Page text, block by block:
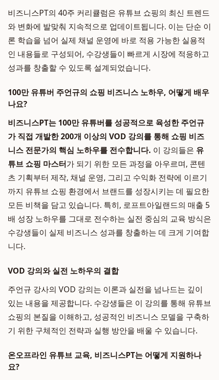
비즈니스PT의 40주 커리큘럼은 유튜브 쇼핑의 최신 트렌드
와 변화에 발맞춰 지속적으로 업데이트됩니다. 이는 단순 이
론 학습을 넘어 실제 채널 운영에 바로 적용 가능한 실용적
인 내용들로 구성되어, 수강생들이 빠르게 시장에 적응하고
성과를 창출할 수 있도록 설계되었습니다.
100만 유튜버 주언규의 쇼핑 비즈니스 노하우, 어떻게 배우
나요?
비즈니스PT는 100만 유튜버를 성공적으로 육성한주언규
가 직접 개발한 200개 이상의 VOD 강의를 통해 쇼핑 비즈
니스 전문가의 핵심 노하우를 전수합니다. 이 강의들은 유
튜브 쇼핑 마스터가 되기 위한 모든 과정을 아우르며, 콘텐
츠 기획부터 제작, 채널 운영, 그리고 수익화 전략에 이르기
까지 유튜브 쇼핑 환경에서 브랜드를 성장시키는 데 필요한
모든 비책을 담고 있습니다. 특히, 로프트아일랜드의 매출 5
배 성장 노하우를 그대로 전수하는 실전 중심의 교육 방식은
수강생들이 실제 비즈니스 성과를 창출하는 데 크게 기여합
니다.
VOD 강의와 실전 노하우의 결합
주언규 강사의 VOD 강의는 이론과 실전을 넘나드는 깊이
있는 내용을 제공합니다. 수강생들은 이 강의를 통해 유튜브
쇼핑의 본질을 이해하고, 성공적인 비즈니스 모델을 구축하
기 위한 구체적인 전략과 실행 방안을 배울 수 있습니다.
온오프라인 유튜브 교육, 비즈니스PT는 어떻게 지원하나
요?